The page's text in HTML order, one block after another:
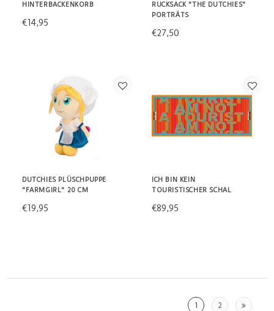
HINTERBACKENKORB
€14,95
RUCKSACK "THE DUTCHIES"
PORTRÄTS
€27,50
DUTCHIES PLÜSCHPUPPE
"FARMGIRL" 20 CM
€19,95
ICH BIN KEIN
TOURISTISCHER SCHAL
€89,95
1 2